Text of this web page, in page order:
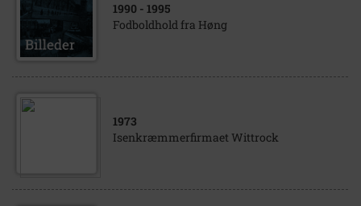
1990 - 1995
Fodboldhold fra Høng
1973
Isenkræmmerfirmaet Wittrock